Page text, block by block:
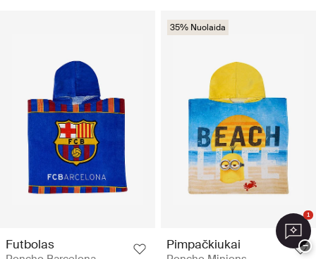
Futbolas
35% Nuolaida
Pimpačkiukai
1
−